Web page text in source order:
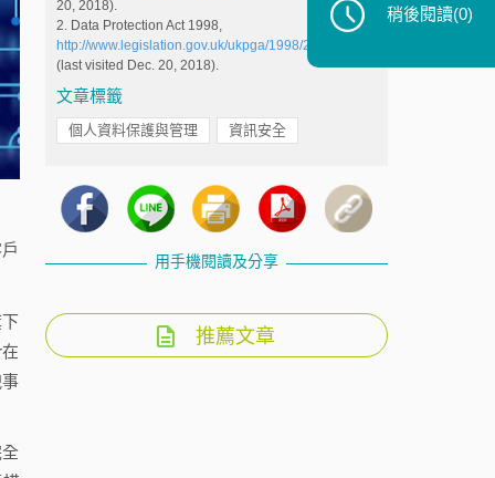
20, 2018).
2. Data Protection Act 1998,
http://www.legislation.gov.uk/ukpga/1998/29/contents
(last visited Dec. 20, 2018).
文章標籤
個人資料保護與管理 資訊安全
用手機閱讀及分享
推薦文章
稍後閱讀(0)